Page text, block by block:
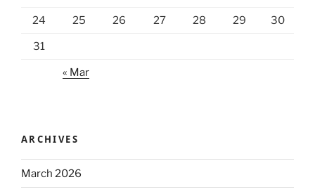
24 25 26 27 28 29 30
31
« Mar
ARCHIVES
March 2026